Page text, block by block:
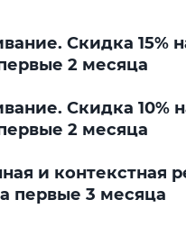
Скидка 15%
2 месяца
Скидка 10%
2 месяца
и контекстная
первые 3 месяца